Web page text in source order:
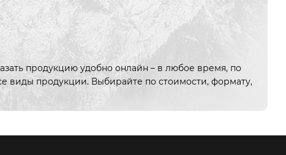
продукцию удобно онлайн – в любое время, по
виды продукции. Выбирайте по стоимости, формату,